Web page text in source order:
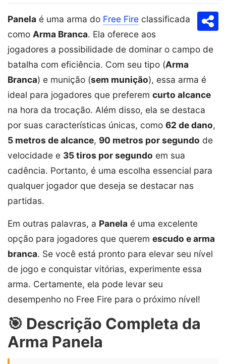
Panela é uma arma do Free Fire classificada
como Arma Branca. Ela oferece aos
jogadores a possibilidade de dominar o campo de
batalha com eficiência. Com seu tipo (Arma
Branca) e munição (sem munição), essa arma é
ideal para jogadores que preferem curto alcance
na hora da trocação. Além disso, ela se destaca
por suas características únicas, como 62 de dano,
5 metros de alcance, 90 metros por segundo de
velocidade e 35 tiros por segundo em sua
cadência. Portanto, é uma escolha essencial para
qualquer jogador que deseja se destacar nas
partidas.
Em outras palavras, a Panela é uma excelente
opção para jogadores que querem escudo e arma
branca. Se você está pronto para elevar seu nível
de jogo e conquistar vitórias, experimente essa
arma. Certamente, ela pode levar seu
desempenho no Free Fire para o próximo nível!
🎯 Descrição Completa da
Arma Panela